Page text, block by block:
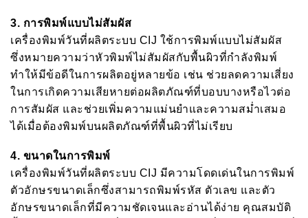
3. การพิมพ์แบบไม่สัมผัส
เครื่องพิมพ์วันที่ผลิตระบบ CIJ ใช้การพิมพ์แบบไม่สัมผัส
ซึ่งหมายความว่าหัวพิมพ์ไม่สัมผัสกับพื้นผิวที่กำลังพิมพ์
ทำให้มีข้อดีในการผลิตอยู่หลายข้อ เช่น ช่วยลดความเสี่ยง
ในการเกิดความเสียหายต่อผลิตภัณฑ์ที่บอบบางหรือไวต่อ
การสัมผัส และช่วยเพิ่มความแม่นยำและความสม่ำเสมอ
ได้เมื่อต้องพิมพ์บนผลิตภัณฑ์ที่พื้นผิวที่ไม่เรียบ
4. ขนาดในการพิมพ์
เครื่องพิมพ์วันที่ผลิตระบบ CIJ มีความโดดเด่นในการพิมพ์
ตัวอักษรขนาดเล็กซึ่งสามารถพิมพ์รหัส ตัวเลข และตัว
อักษรขนาดเล็กที่มีความชัดเจนและอ่านได้ง่าย คุณสมบัติ